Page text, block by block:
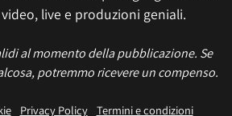
live e produzioni geniali.
al momento della pubblicazione. Se
potremmo ricevere un compenso.
Privacy Policy Termini e condizioni